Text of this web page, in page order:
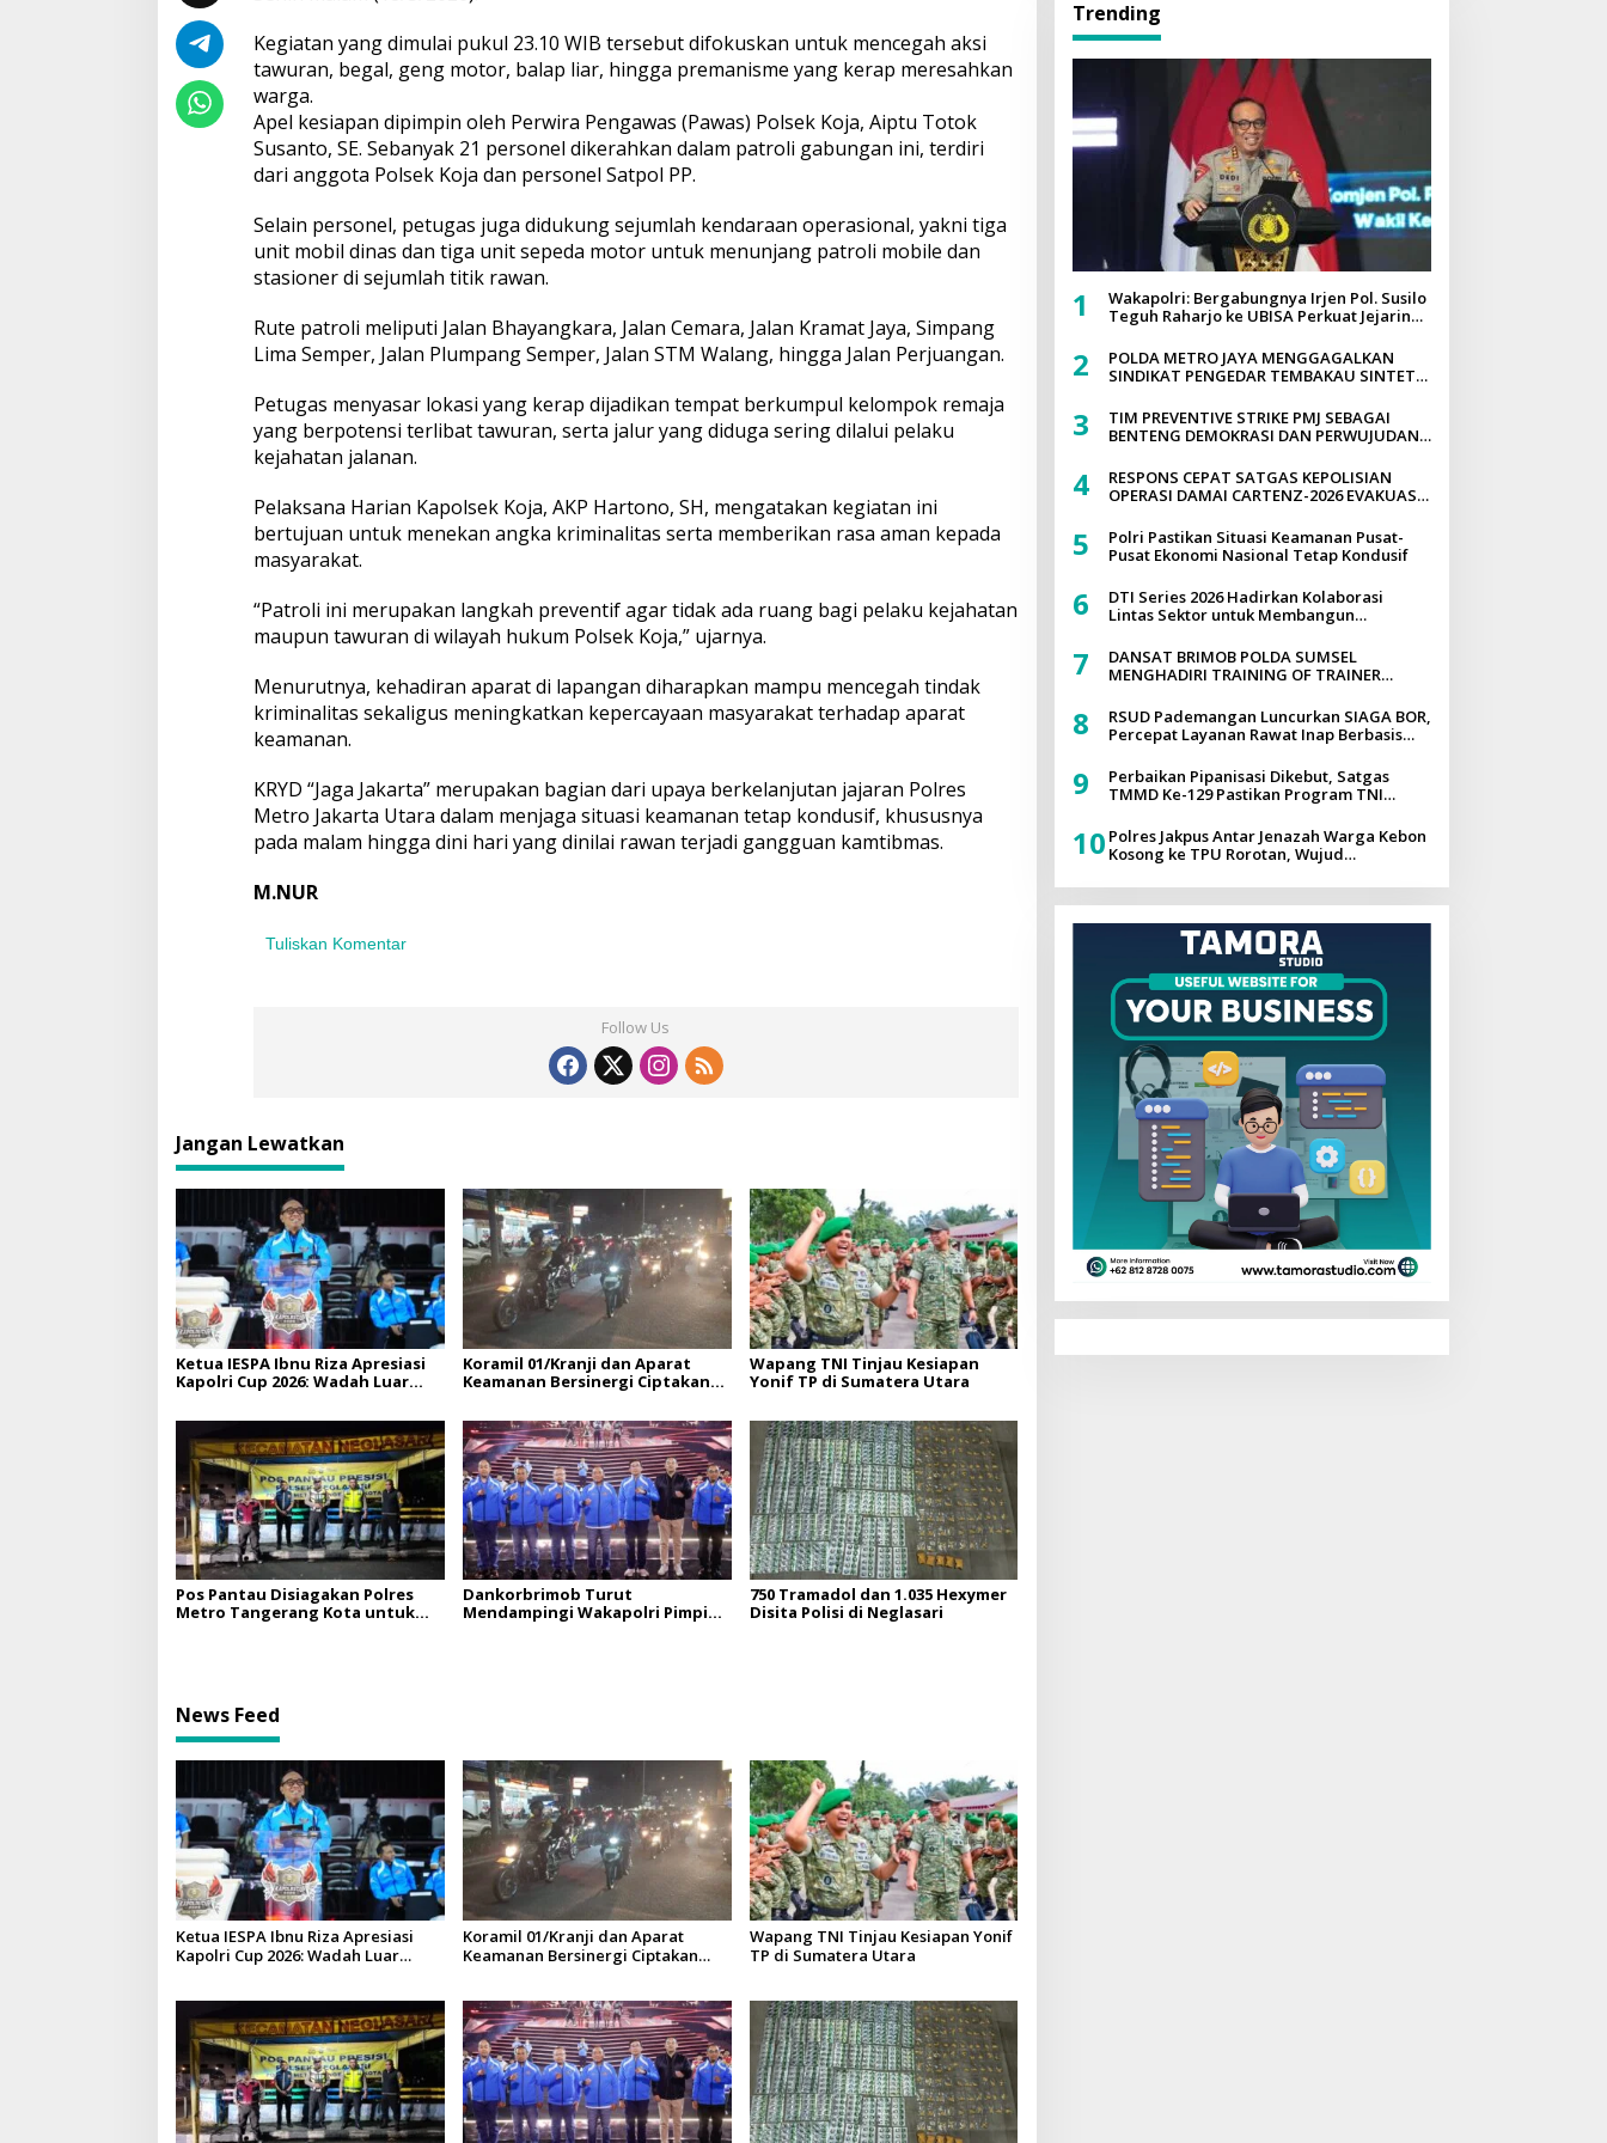
i
i
p
a
i
T
a
w
u
a
n
d
a
e
j
a
a
a
n
l
a
n
a
Kegiatan yang dimulai pukul 23.10 WIB tersebut difokuskan untuk mencegah aksi
tawuran, begal, geng motor, balap liar, hingga premanisme yang kerap meresahkan
warga.
Apel kesiapan dipimpin oleh Perwira Pengawas (Pawas) Polsek Koja, Aiptu Totok
Susanto, SE. Sebanyak 21 personel dikerahkan dalam patroli gabungan ini, terdiri
dari anggota Polsek Koja dan personel Satpol PP.
Selain personel, petugas juga didukung sejumlah kendaraan operasional, yakni tiga
unit mobil dinas dan tiga unit sepeda motor untuk menunjang patroli mobile dan
stasioner di sejumlah titik rawan.
Rute patroli meliputi Jalan Bhayangkara, Jalan Cemara, Jalan Kramat Jaya, Simpang
Lima Semper, Jalan Plumpang Semper, Jalan STM Walang, hingga Jalan Perjuangan.
Petugas menyasar lokasi yang kerap dijadikan tempat berkumpul kelompok remaja
yang berpotensi terlibat tawuran, serta jalur yang diduga sering dilalui pelaku
kejahatan jalanan.
Pelaksana Harian Kapolsek Koja, AKP Hartono, SH, mengatakan kegiatan ini
bertujuan untuk menekan angka kriminalitas serta memberikan rasa aman kepada
masyarakat.
“Patroli ini merupakan langkah preventif agar tidak ada ruang bagi pelaku kejahatan
maupun tawuran di wilayah hukum Polsek Koja,” ujarnya.
Menurutnya, kehadiran aparat di lapangan diharapkan mampu mencegah tindak
kriminalitas sekaligus meningkatkan kepercayaan masyarakat terhadap aparat
keamanan.
KRYD “Jaga Jakarta” merupakan bagian dari upaya berkelanjutan jajaran Polres
Metro Jakarta Utara dalam menjaga situasi keamanan tetap kondusif, khususnya
pada malam hingga dini hari yang dinilai rawan terjadi gangguan kamtibmas.
M.NUR
Tuliskan Komentar
Follow Us
Jangan Lewatkan
Ketua IESPA Ibnu Riza Apresiasi
Kapolri Cup 2026: Wadah Luar
Panggung Nasional
Koramil 01/Kranji dan Aparat
Keamanan Bersinergi Ciptakan
Wapang TNI Tinjau Kesiapan
Yonif TP di Sumatera Utara
Pos Pantau Disiagakan Polres
Metro Tangerang Kota untuk
Dankorbrimob Turut
Mendampingi Wakapolri Pimpin
750 Tramadol dan 1.035 Hexymer
Disita Polisi di Neglasari
News Feed
Ketua IESPA Ibnu Riza Apresiasi
Kapolri Cup 2026: Wadah Luar
Koramil 01/Kranji dan Aparat
Keamanan Bersinergi Ciptakan
Wapang TNI Tinjau Kesiapan Yonif
TP di Sumatera Utara
Trending
1
Wakapolri: Bergabungnya Irjen Pol. Susilo
Teguh Raharjo ke UBISA Perkuat Jejaring
2
POLDA METRO JAYA MENGGAGALKAN
SINDIKAT PENGEDAR TEMBAKAU SINTETIS
DIPEMUKIMAN PADAT YANG DIEDARKAN
MELALUI MEDIA SOSIAL
3
TIM PREVENTIVE STRIKE PMJ SEBAGAI
BENTENG DEMOKRASI DAN PERWUJUDAN
4
RESPONS CEPAT SATGAS KEPOLISIAN
OPERASI DAMAI CARTENZ-2026 EVAKUASI
TOLIKARA, PENYELIDIKAN INTENSIF
DILAKUKAN
5
Polri Pastikan Situasi Keamanan Pusat-
Pusat Ekonomi Nasional Tetap Kondusif
6
DTI Series 2026 Hadirkan Kolaborasi
Lintas Sektor untuk Membangun
7
DANSAT BRIMOB POLDA SUMSEL
MENGHADIRI TRAINING OF TRAINER
QUICK WINS AKSELERASI TRANSFORMASI
POLRI UNTUK MASYARAKAT
8
RSUD Pademangan Luncurkan SIAGA BOR,
Percepat Layanan Rawat Inap Berbasis
9
Perbaikan Pipanisasi Dikebut, Satgas
TMMD Ke-129 Pastikan Program TNI
Warga Kampung Sesor
10 Polres Jakpus Antar Jenazah Warga Kebon
Kosong ke TPU Rorotan, Wujud